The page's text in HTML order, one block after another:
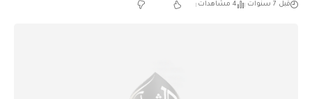
قبل 7 سنوات 4 مشاهدات